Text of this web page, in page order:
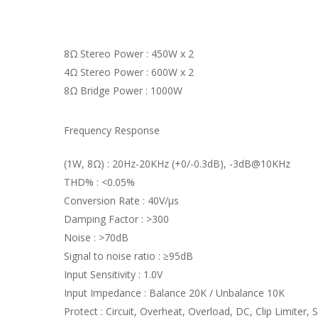
8Ω Stereo Power : 450W x 2
4Ω Stereo Power : 600W x 2
8Ω Bridge Power : 1000W
Frequency Response
(1W, 8Ω) : 20Hz-20KHz (+0/-0.3dB), -3dB@10KHz
THD% : <0.05%
Conversion Rate : 40V/µs
Damping Factor : >300
Noise : >70dB
Signal to noise ratio : ≥95dB
Input Sensitivity : 1.0V
Input Impedance : Balance 20K / Unbalance 10K
Protect : Circuit, Overheat, Overload, DC, Clip Limiter,